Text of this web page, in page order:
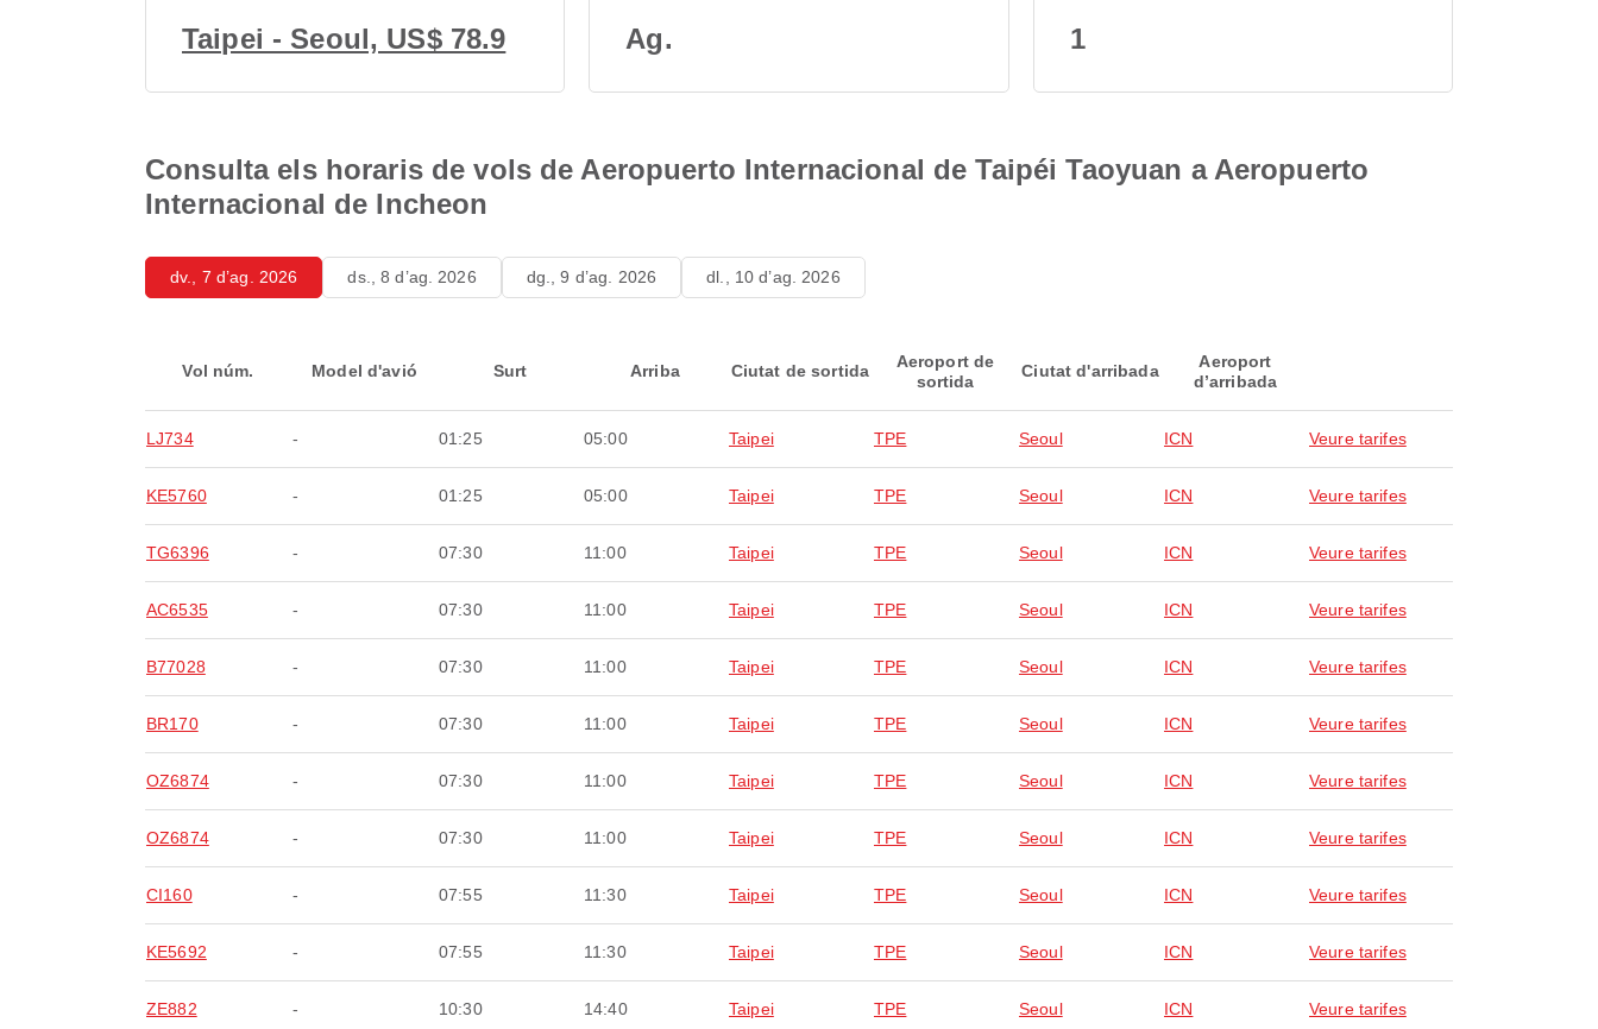
Taipei - Seoul, US$ 78.9 Ag. 1
Consulta els horaris de vols de Aeropuerto Internacional de Taipéi Taoyuan a Aeropuerto
Internacional de Incheon
dv., 7 d’ag. 2026 ds., 8 d’ag. 2026 dg., 9 d’ag. 2026 dl., 10 d’ag. 2026
Vol núm. Model d'avió Surt Arriba Ciutat de sortida
Aeroport de
sortida
Ciutat d'arribada
Aeroport
d’arribada
LJ734 - 01:25 05:00 Taipei TPE Seoul ICN Veure tarifes
KE5760 - 01:25 05:00 Taipei TPE Seoul ICN Veure tarifes
TG6396 - 07:30 11:00 Taipei TPE Seoul ICN Veure tarifes
AC6535 - 07:30 11:00 Taipei TPE Seoul ICN Veure tarifes
B77028 - 07:30 11:00 Taipei TPE Seoul ICN Veure tarifes
BR170 - 07:30 11:00 Taipei TPE Seoul ICN Veure tarifes
OZ6874 - 07:30 11:00 Taipei TPE Seoul ICN Veure tarifes
OZ6874 - 07:30 11:00 Taipei TPE Seoul ICN Veure tarifes
CI160 - 07:55 11:30 Taipei TPE Seoul ICN Veure tarifes
KE5692 - 07:55 11:30 Taipei TPE Seoul ICN Veure tarifes
ZE882 - 10:30 14:40 Taipei TPE Seoul ICN Veure tarifes